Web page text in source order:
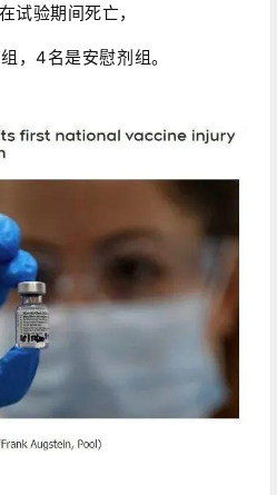
试验期间死亡，
，4名是安慰剂组。